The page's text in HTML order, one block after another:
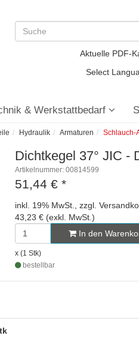
Aktuelle PDF-
Select
& Werkstattbedarf
Hydraulik Armaturen Schlauch-
Dichtkegel 37° JIC -
Artikelnummer: 00814599
51,44 € *
inkl. 19% MwSt., zzgl.
43,23 € (exkl. MwSt.)
In den
x (1 Stk)
bestellbar